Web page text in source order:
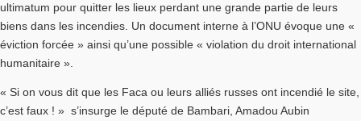
ultimatum pour quitter les lieux perdant une grande partie de leurs
biens dans les incendies. Un document interne à l’ONU évoque une «
éviction forcée » ainsi qu’une possible « violation du droit international
humanitaire ».
« Si on vous dit que les Faca ou leurs alliés russes ont incendié le site,
c’est faux ! » s’insurge le député de Bambari, Amadou Aubin